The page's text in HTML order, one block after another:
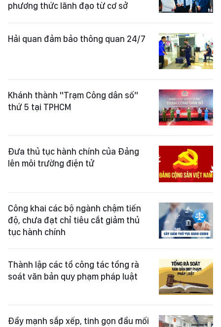
phương thức lãnh đạo từ cơ sở
Hải quan đảm bảo thông quan 24/7
Khánh thành "Trạm Công dân số”
thứ 5 tại TPHCM
Đưa thủ tục hành chính của Đảng
lên môi trường điện tử
Công khai các bộ ngành chậm tiến
độ, chưa đạt chỉ tiêu cắt giảm thủ
tục hành chính
Thành lập các tổ công tác tổng rà
soát văn bản quy phạm pháp luật
Đẩy mạnh sắp xếp, tinh gọn đầu mối